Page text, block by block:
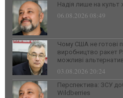
Надія лише на культ
06.08.2026 08:49
Чому США не готові
виробництво ракет
можливі
03.08.2026 20:24
Перспектива: ЗСУ
Wildberries